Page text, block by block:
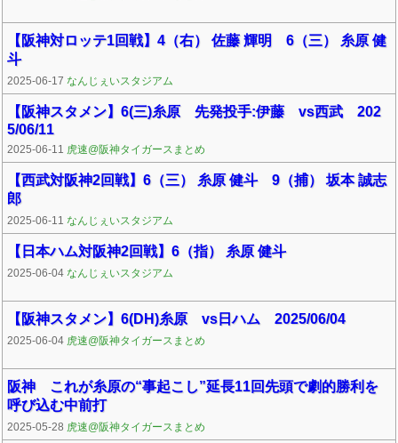
【阪神対ロッテ1回戦】4（右） 佐藤 輝明 6（三） 糸原 健
斗
2025-06-17 なんじぇいスタジアム
【阪神スタメン】6(三)糸原 先発投手:伊藤 vs西武 202
5/06/11
2025-06-11 虎速@阪神タイガースまとめ
【西武対阪神2回戦】6（三） 糸原 健斗 9（捕） 坂本 誠志
郎
2025-06-11 なんじぇいスタジアム
【日本ハム対阪神2回戦】6（指） 糸原 健斗
2025-06-04 なんじぇいスタジアム
【阪神スタメン】6(DH)糸原 vs日ハム 2025/06/04
2025-06-04 虎速@阪神タイガースまとめ
阪神 これが糸原の“事起こし”延長11回先頭で劇的勝利を
呼び込む中前打
2025-05-28 虎速@阪神タイガースまとめ